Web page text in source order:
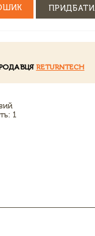
ПРИДБАТИ
RETURNTECH
1